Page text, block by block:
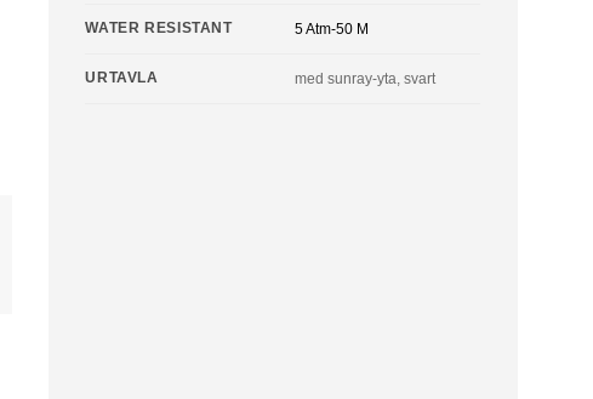
WATER RESISTANT 5 Atm-50 M
URTAVLA med sunray-yta, svart